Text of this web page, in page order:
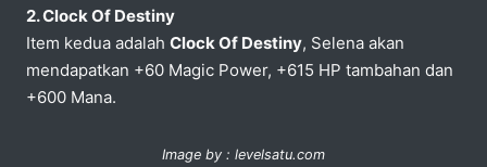
2. Clock Of Destiny
Item kedua adalah Clock Of Destiny, Selena akan
mendapatkan +60 Magic Power, +615 HP tambahan dan
+600 Mana.
Image by : levelsatu.com